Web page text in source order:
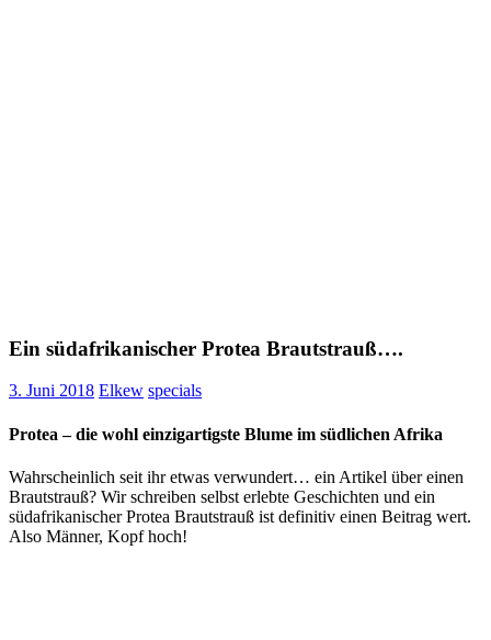
Ein südafrikanischer Protea Brautstrauß….
3. Juni 2018 Elkew specials
Protea – die wohl einzigartigste Blume im südlichen Afrika
Wahrscheinlich seit ihr etwas verwundert… ein Artikel über einen
Brautstrauß? Wir schreiben selbst erlebte Geschichten und ein
südafrikanischer Protea Brautstrauß ist definitiv einen Beitrag wert.
Also Männer, Kopf hoch!